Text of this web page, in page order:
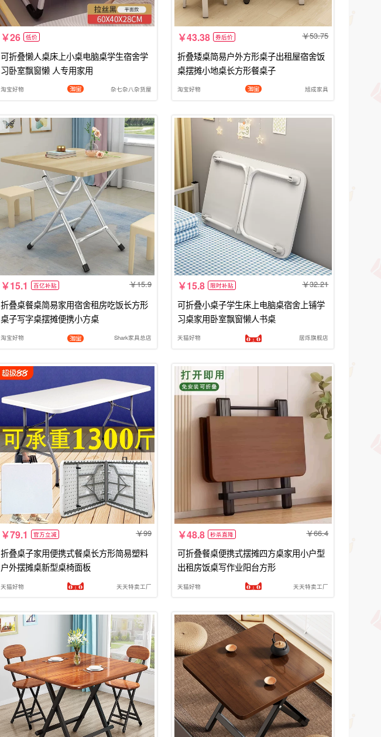
26 低价
可折叠懒人桌床上小桌电脑桌学生宿舍学
习卧室飘窗懒 人专用家用
淘宝好物 杂七杂八杂货屋
43.38 券后价 53.75
折叠矮桌简易户外方形桌子出租屋宿舍饭
桌摆摊小地桌长方形餐桌子
淘宝好物 旭成家具
15.1 百亿补贴 15.9
折叠桌餐桌简易家用宿舍租房吃饭长方形
桌子写字桌摆摊便携小方桌
淘宝好物 Shark家具总店
15.8 限时补贴 32.21
可折叠小桌子学生床上电脑桌宿舍上铺学
习桌家用卧室飘窗懒人书桌
天猫好物 居烁旗舰店
79.1 官方立减 99
折叠桌子家用便携式餐桌长方形简易塑料
户外摆摊桌新型桌椅面板
天猫好物 天天特卖工厂
48.8 秒杀直降 66.4
可折叠餐桌便携式摆摊四方桌家用小户型
出租房饭桌写作业阳台方形
天猫好物 天天特卖工厂